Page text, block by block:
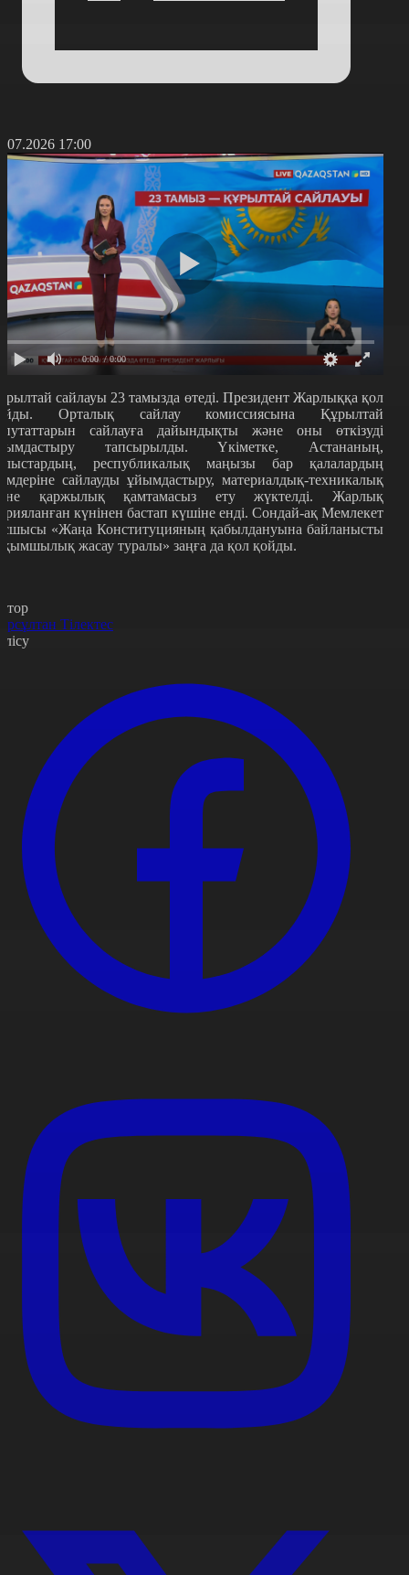
17:00
0:00 / 0:00
сайлауы 23 тамызда өтеді. Президент Жарлыққа қол
Орталық сайлау комиссиясына Құрылтай
сайлауға дайындықты және оны өткізуді
тапсырылды. Үкіметке, Астананың,
республикалық маңызы бар қалалардың
сайлауды ұйымдастыру, материалдық-техникалық
қаржылық қамтамасыз ету жүктелді. Жарлық
күнінен бастап күшіне енді. Сондай-ақ Мемлекет
«Жаңа Конституцияның қабылдануына байланысты
жасау туралы» заңға да қол қойды.
Тілектес